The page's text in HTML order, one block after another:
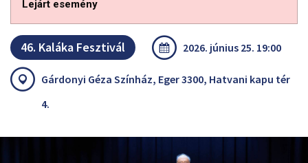
Lejárt esemény
46. Kaláka Fesztivál 2026. június 25. 19:00
Gárdonyi Géza Színház, Eger 3300, Hatvani kapu tér
4.